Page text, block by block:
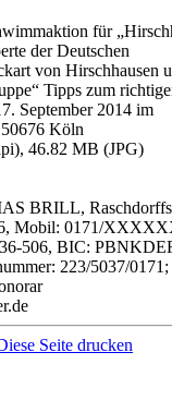
für
der Deutschen
von Hirschhausen
Tipps zum
September 2014 im
Köln
46.82 MB (JPG)
BRILL,
Mobil: 0171/
506, BIC:
223/5037/
Seite drucken